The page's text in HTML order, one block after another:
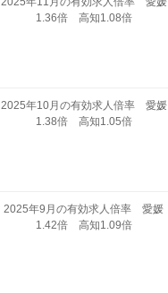
1.36倍 高知1.08倍
2025年10月の有効求人倍率 愛媛
1.38倍 高知1.05倍
2025年9月の有効求人倍率 愛媛
1.42倍 高知1.09倍